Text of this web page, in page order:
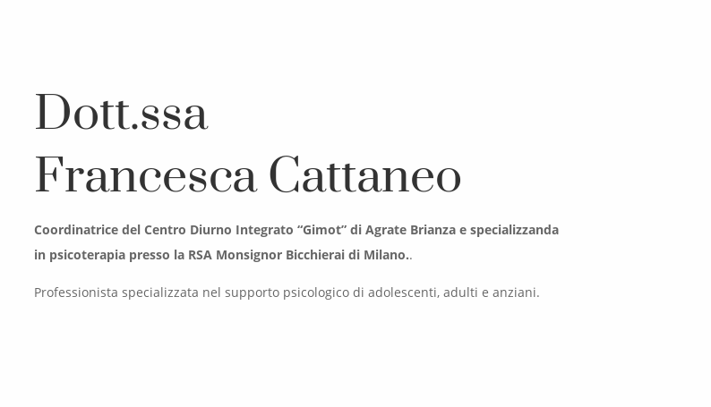
Dott.ssa
Francesca Cattaneo
Coordinatrice del Centro Diurno Integrato “Gimot” di Agrate Brianza e specializzanda
in psicoterapia presso la RSA Monsignor Bicchierai di Milano..
Professionista specializzata nel supporto psicologico di adolescenti, adulti e anziani.